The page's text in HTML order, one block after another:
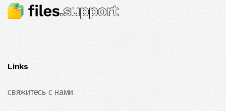
Links
свяжитесь с нами